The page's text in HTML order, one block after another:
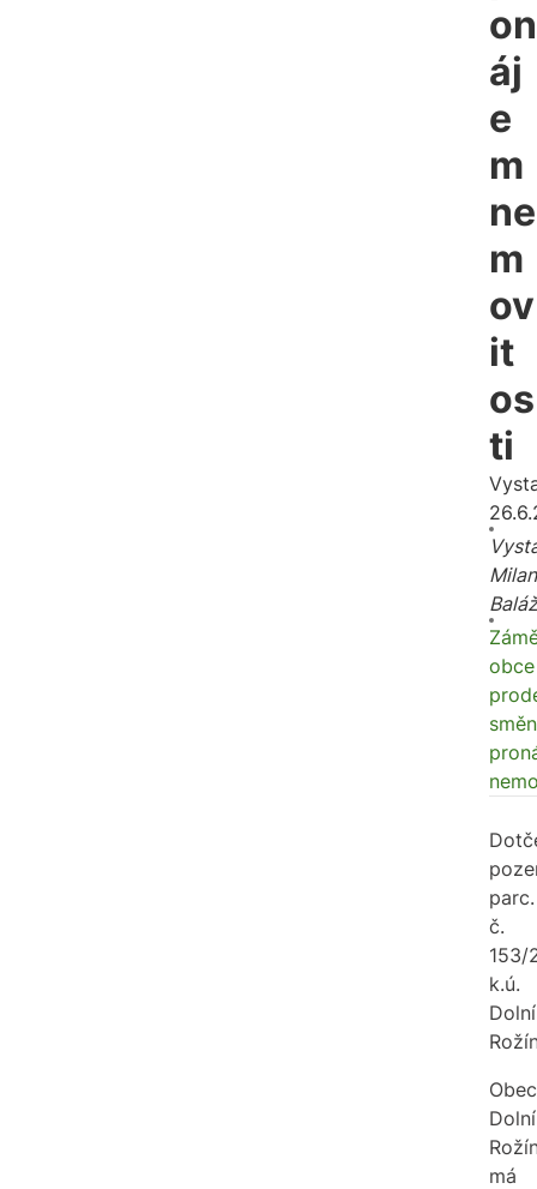
on
áj
e
m
ne
m
ov
it
os
ti
Milan
Baláž
parc.
č.
153/
k.ú.
Dolní
Obec
Dolní
má